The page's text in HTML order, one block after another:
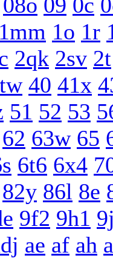
1mm 1o 1r
2qk 2sv 2t
40 41x
51 52 53
62 63w 65
6t6 6x4
82y 86l 8e
9f2 9h1
ae af ah